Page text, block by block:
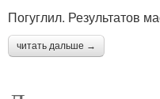
Погуглил. Результатов
читать дальше →